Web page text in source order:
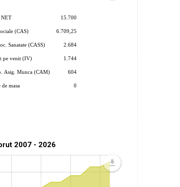
NET 15.700
(CAS) 6.709,25
Sanatate (CASS) 2.684
pe venit (IV) 1.744
Asig. Munca (CAM) 604
de masa 0
2007 - 2026